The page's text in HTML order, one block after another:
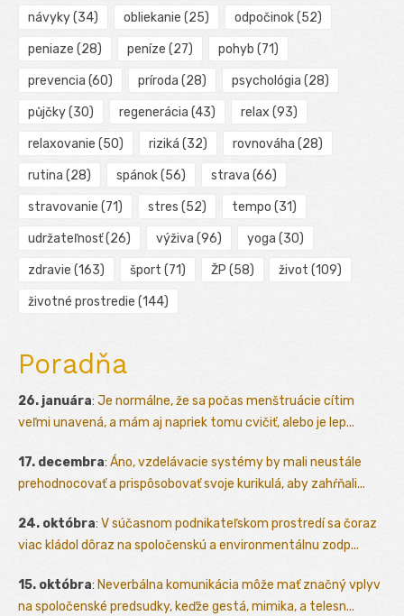
návyky(34) obliekanie (25) odpočinok(52)
peniaze (28) peníze (27) pohyb (71)
prevencia (60) príroda (28) psychológia (28)
půjčky(30) regenerácia (43) relax (93)
relaxovanie (50) riziká (32) rovnováha (28)
rutina (28) spánok(56) strava (66)
stravovanie (71) stres (52) tempo (31)
udržateľnosť(26) výživa (96) yoga (30)
zdravie (163) šport (71) ŽP (58) život (109)
životné prostredie (144)
Poradňa
26. januára: Je normálne, že sa počas menštruácie cítim
veľmi unavená, a mám aj napriek tomu cvičiť, alebo je lep...
17. decembra: Áno, vzdelávacie systémy by mali neustále
prehodnocovať a prispôsobovať svoje kurikulá, aby zahŕňali...
24. októbra: V súčasnom podnikateľskom prostredí sa čoraz
viac kládol dôraz na spoločenskú a environmentálnu zodp...
15. októbra: Neverbálna komunikácia môže mať značný vplyv
na spoločenské predsudky, keďže gestá, mimika, a telesn...